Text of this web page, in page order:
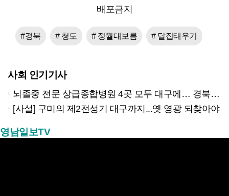
배포금지
#경북 # 청도 # 정월대보름 # 달집태우기
사회 인기기사
뇌졸중 전문 상급종합병원 4곳 모두 대구에… 경북은 골든타임 사각지대
[사설] 구미의 제2전성기 대구까지...옛 영광 되찾아야
영남일보TV